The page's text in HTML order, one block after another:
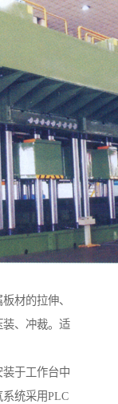
材的拉伸、
、冲裁。适
于工作台中
统采用PLC